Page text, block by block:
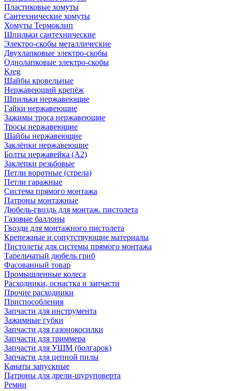
Пластиковые хомуты
Сантехнические хомуты
Хомуты Термоклип
Шпильки сантехнические
Электро-скобы металлические
Двухлапковые электро-скобы
Однолапковые электро-скобы
Kreg
Шайбы кровельные
Нержавеющий крепёж
Шпильки нержавеющие
Гайки нержавеющие
Зажимы троса нержавеющие
Тросы нержавеющие
Шайбы нержавеющие
Заклёпки нержавеющие
Болты нержавейка (А2)
Заклепки резьбовые
Петли воротные (стрела)
Петли гаражные
Система прямого монтажа
Патроны монтажные
Дюбель-гвоздь для монтаж. пистолета
Газовые баллоны
Гвозди для монтажного пистолета
Крепежные и сопутствующие материалы
Пистолеты для системы прямого монтажа
Тарельчатый дюбель гриб
Фасованный товар
Промышленные колеса
Расходники, оснастка и запчасти
Прочие расходники
Приспособления
Запчасти для инструмента
Зажимные губки
Запчасти для газонокосилки
Запчасти для триммера
Запчасти для УШМ (болгарок)
Запчасти для цепной пилы
Канаты запускные
Патроны для дрели-шуруповерта
Ремни